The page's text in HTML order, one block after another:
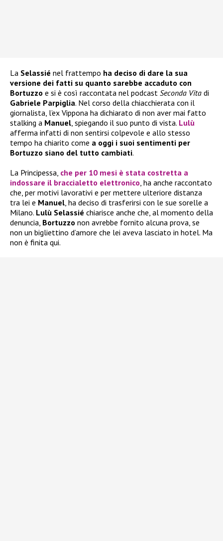
La Selassié nel frattempo ha deciso di dare la sua
versione dei fatti su quanto sarebbe accaduto con
Bortuzzo e si è così raccontata nel podcast Seconda Vita di
Gabriele Parpiglia. Nel corso della chiacchierata con il
giornalista, l’ex Vippona ha dichiarato di non aver mai fatto
stalking a Manuel, spiegando il suo punto di vista. Lulù
afferma infatti di non sentirsi colpevole e allo stesso
tempo ha chiarito come a oggi i suoi sentimenti per
Bortuzzo siano del tutto cambiati.
La Principessa, che per 10 mesi è stata costretta a
indossare il braccialetto elettronico, ha anche raccontato
che, per motivi lavorativi e per mettere ulteriore distanza
tra lei e Manuel, ha deciso di trasferirsi con le sue sorelle a
Milano. Lulù Selassié chiarisce anche che, al momento della
denuncia, Bortuzzo non avrebbe fornito alcuna prova, se
non un bigliettino d’amore che lei aveva lasciato in hotel. Ma
non è finita qui.